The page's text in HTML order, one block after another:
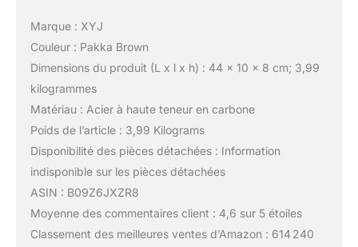
Marque : XYJ
Couleur : Pakka Brown
Dimensions du produit (L x l x h) : 44 x 10 x 8 cm; 3,99
kilogrammes
Matériau : Acier à haute teneur en carbone
Poids de l’article : 3,99 Kilograms
Disponibilité des pièces détachées : Information
indisponible sur les pièces détachées
ASIN : B09Z6JXZR8
Moyenne des commentaires client : 4,6 sur 5 étoiles
Classement des meilleures ventes d’Amazon : 614 240